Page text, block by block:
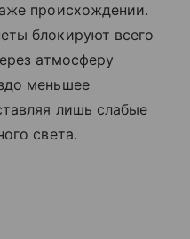
происхождении.
блокируют всего
атмосферу
меньшее
лишь слабые
света.